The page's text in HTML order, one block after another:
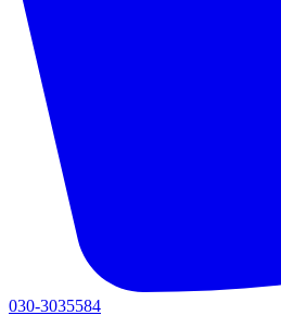
030-3035584